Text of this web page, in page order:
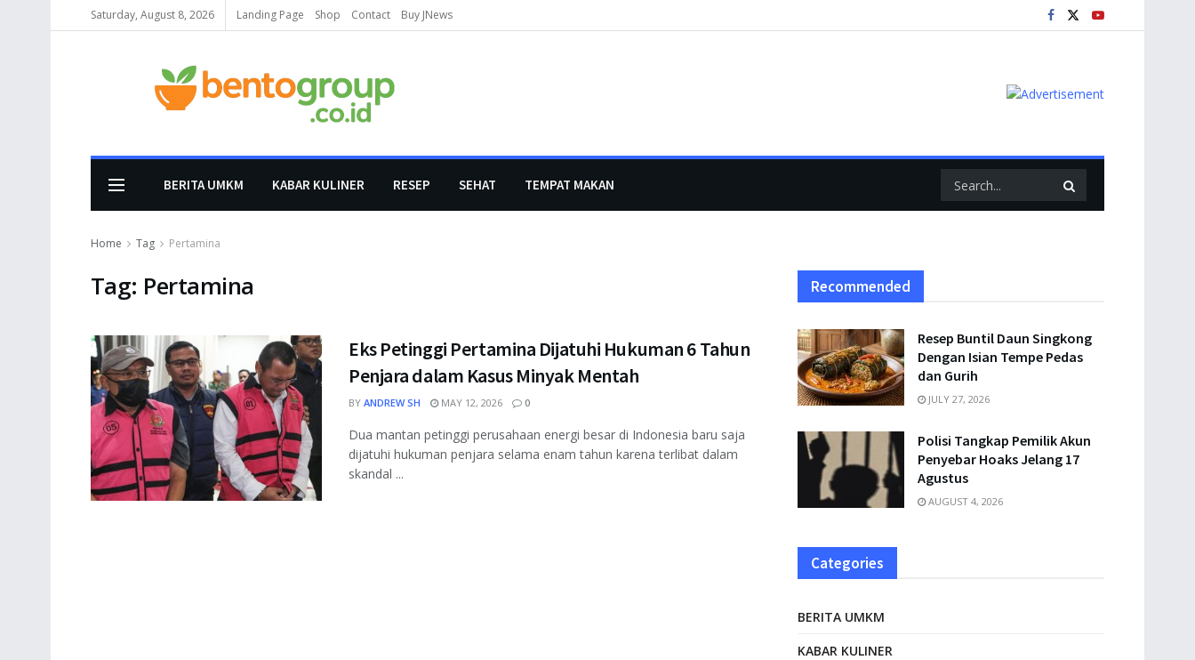
Saturday, August 8, 2026 Landing Page Shop Contact Buy JNews
BERITA UMKM KABAR KULINER RESEP SEHAT TEMPAT MAKAN
Home Tag Pertamina
Tag: Pertamina
Eks Petinggi Pertamina Dijatuhi Hukuman 6 Tahun
Penjara dalam Kasus Minyak Mentah
BY ANDREW SH MAY 12, 2026 0
Dua mantan petinggi perusahaan energi besar di Indonesia baru saja
dijatuhi hukuman penjara selama enam tahun karena terlibat dalam
skandal ...
Recommended
Resep Buntil Daun Singkong
Dengan Isian Tempe Pedas
dan Gurih
JULY 27, 2026
Polisi Tangkap Pemilik Akun
Penyebar Hoaks Jelang 17
Agustus
AUGUST 4, 2026
Categories
BERITA UMKM
KABAR KULINER